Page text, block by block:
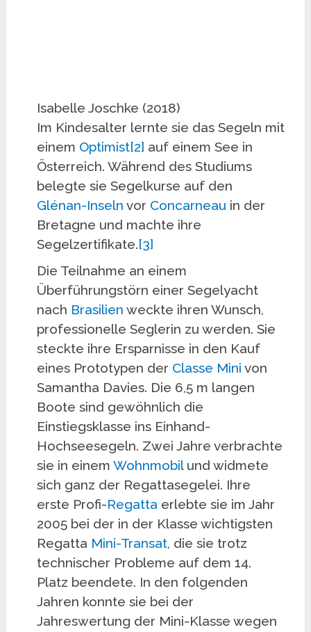
Isabelle Joschke (2018)
Im Kindesalter lernte sie das Segeln mit
einem Optimist[2] auf einem See in
Österreich. Während des Studiums
belegte sie Segelkurse auf den
Glénan-Inseln vor Concarneau in der
Bretagne und machte ihre
Segelzertifikate.[3]
Die Teilnahme an einem
Überführungstörn einer Segelyacht
nach Brasilien weckte ihren Wunsch,
professionelle Seglerin zu werden. Sie
steckte ihre Ersparnisse in den Kauf
eines Prototypen der Classe Mini von
Samantha Davies. Die 6,5 m langen
Boote sind gewöhnlich die
Einstiegsklasse ins Einhand-
Hochseesegeln. Zwei Jahre verbrachte
sie in einemWohnmobilund widmete
sich ganz der Regattasegelei. Ihre
erste Profi-Regatta erlebte sie im Jahr
2005 bei der in der Klasse wichtigsten
Regatta Mini-Transat, die sie trotz
technischer Probleme auf dem 14.
Platz beendete. In den folgenden
Jahren konnte sie bei der
Jahreswertung der Mini-Klasse wegen